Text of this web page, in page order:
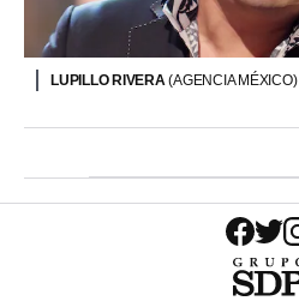
LUPILLO RIVERA(AGENCIA MÉXICO)